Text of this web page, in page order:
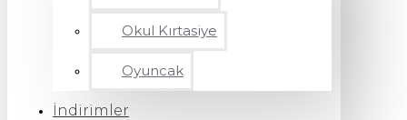
Okul Kırtasiye
Oyuncak
İndirimler